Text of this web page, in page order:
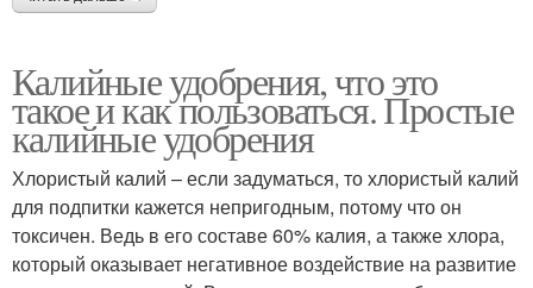
Калийные удобрения, что это
такое и как пользоваться. Простые
калийные удобрения
Хлористый калий – если задуматься, то хлористый калий
для подпитки кажется непригодным, потому что он
токсичен. Ведь в его составе 60% калия, а также хлора,
который оказывает негативное воздействие на развитие